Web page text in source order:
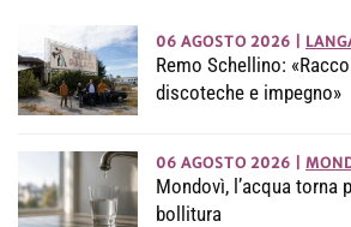
06 AGOSTO 2026
Remo Schellino:
discoteche e impegno»
06 AGOSTO 2026
Mondovì, l’acqua torna
bollitura